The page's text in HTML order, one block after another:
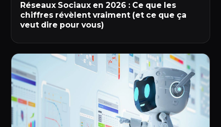
Réseaux Sociaux en 2026 : Ce que les
chiffres révèlent vraiment (et ce que ça
veut dire pour vous)